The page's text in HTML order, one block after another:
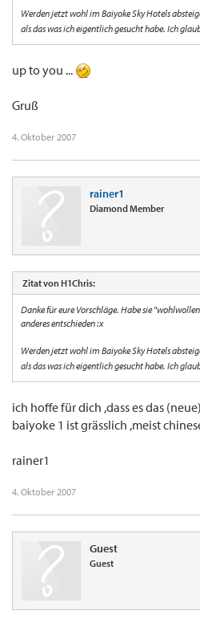
Werden jetzt wohl im Baiyoke Sky Hotels
als das was ich eigentlich gesucht habe. Ich
up to you ...
Gruß
4. Oktober 2007
rainer1
Diamond Member
Zitat von H1Chris:
Danke für eure Vorschläge. Habe sie
anderes entschieden :x
Werden jetzt wohl im Baiyoke Sky Hotels
als das was ich eigentlich gesucht habe. Ich
ich hoffe für dich ,dass es das
baiyoke 1 ist grässlich ,meist
rainer1
4. Oktober 2007
Guest
Guest